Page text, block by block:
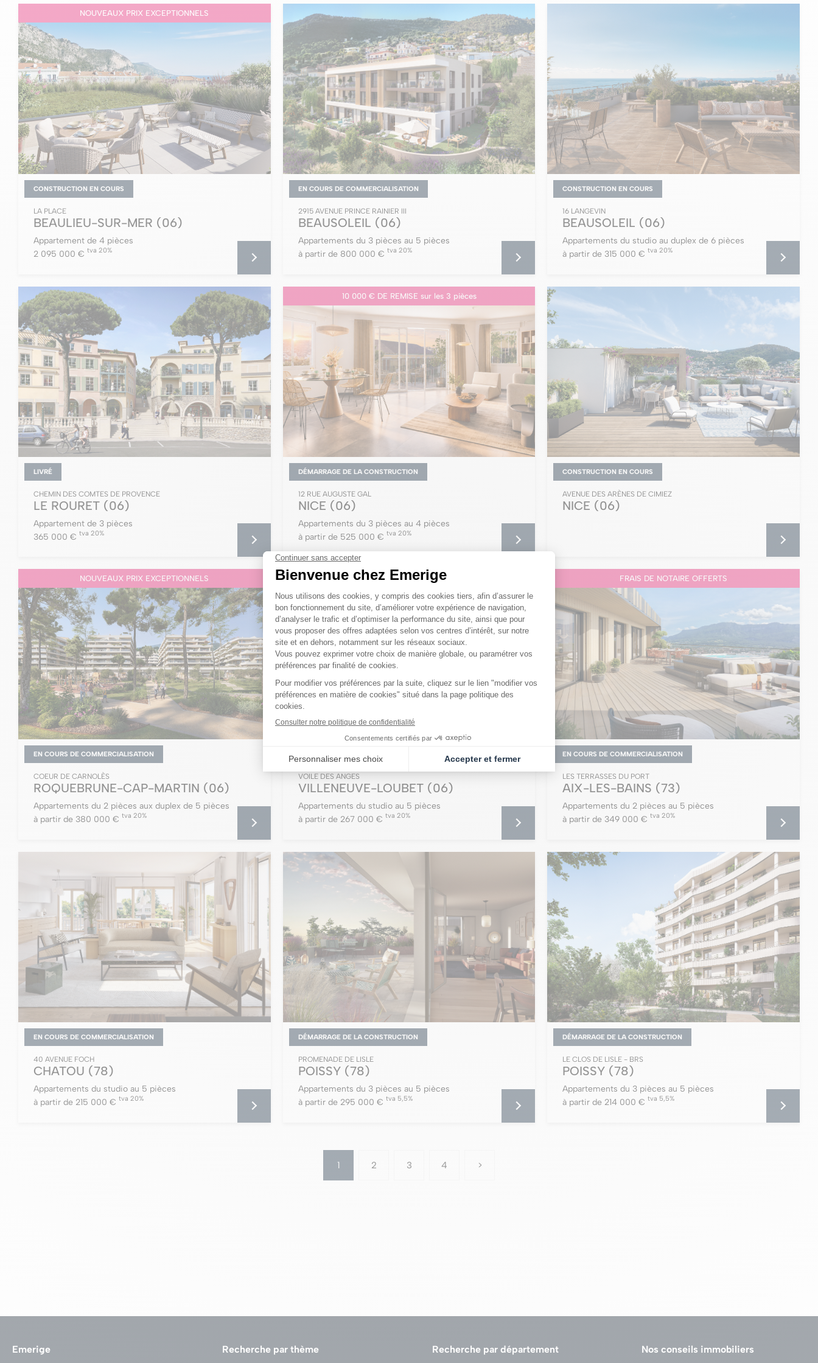
NOUVEAUX PRIX EXCEPTIONNELS
CONSTRUCTION EN COURS
LA PLACE
BEAULIEU-SUR-MER (06)
Appartement de 4 pièces
2 095 000 € tva 20%
EN COURS DE COMMERCIALISATION
2915 AVENUE PRINCE RAINIER III
BEAUSOLEIL (06)
Appartements du 3 pièces au 5 pièces
à partir de 800 000 € tva 20%
CONSTRUCTION EN COURS
16 LANGEVIN
BEAUSOLEIL (06)
Appartements du studio au duplex de 6 pièces
à partir de 315 000 € tva 20%
LIVRÉ
CHEMIN DES COMTES DE PROVENCE
LE ROURET (06)
Appartement de 3 pièces
365 000 € tva 20%
10 000 € DE REMISE sur les 3 pièces
DÉMARRAGE DE LA CONSTRUCTION
12 RUE AUGUSTE GAL
NICE (06)
Appartements du 3 pièces au 4 pièces
à partir de 525 000 € tva 20%
CONSTRUCTION EN COURS
AVENUE DES ARÈNES DE CIMIEZ
NICE (06)
NOUVEAUX PRIX EXCEPTIONNELS
EN COURS DE COMMERCIALISATION
COEUR DE CARNOLÈS
ROQUEBRUNE-CAP-MARTIN (06)
Appartements du 2 pièces aux duplex de 5 pièces
à partir de 380 000 € tva 20%
NOUVEAUX PRIX + REMISE EXCEPTIONNELLE + FRAIS DE
EN COURS DE COMMERCIALISATION
VOILE DES ANGES
VILLENEUVE-LOUBET (06)
Appartements du studio au 5 pièces
à partir de 267 000 € tva 20%
FRAIS DE NOTAIRE OFFERTS
EN COURS DE COMMERCIALISATION
LES TERRASSES DU PORT
AIX-LES-BAINS (73)
Appartements du 2 pièces au 5 pièces
à partir de 349 000 € tva 20%
EN COURS DE COMMERCIALISATION
40 AVENUE FOCH
CHATOU (78)
Appartements du studio au 5 pièces
à partir de 215 000 € tva 20%
DÉMARRAGE DE LA CONSTRUCTION
PROMENADE DE LISLE
POISSY (78)
Appartements du 3 pièces au 5 pièces
à partir de 295 000 € tva 5,5%
DÉMARRAGE DE LA CONSTRUCTION
LE CLOS DE LISLE - BRS
POISSY (78)
Appartements du 3 pièces au 5 pièces
à partir de 214 000 € tva 5,5%
1 2 3 4 >
Emerige Recherche par thème Recherche par département Nos conseils immobiliers